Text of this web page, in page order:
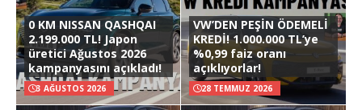
0 KM NISSAN QASHQAI
2.199.000 TL! Japon
üretici Ağustos 2026
kampanyasını açıkladı!
3 AĞUSTOS 2026
VW’DEN PEŞİN ÖDEMELİ
KREDİ! 1.000.000 TL’ye
%0,99 faiz oranı
açıklıyorlar!
28 TEMMUZ 2026